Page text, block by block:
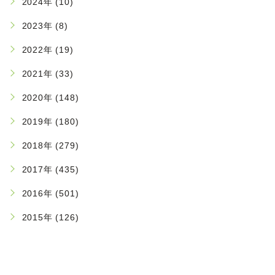
2023年 (8)
2022年 (19)
2021年 (33)
2020年 (148)
2019年 (180)
2018年 (279)
2017年 (435)
2016年 (501)
2015年 (126)